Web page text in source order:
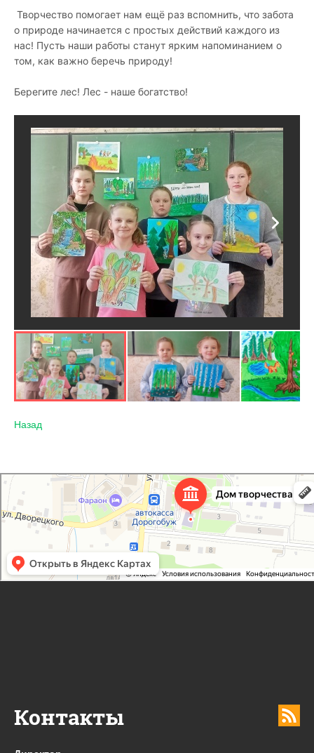
Творчество помогает нам ещё раз вспомнить, что забота
о природе начинается с простых действий каждого из
нас! Пусть наши работы станут ярким напоминанием о
том, как важно беречь природу!
Берегите лес! Лес - наше богатство!
Назад
Контакты
Дорогобужский дом детского творчества
Дом культуры в Дорогобуже
Дополнительное образование в Дорогобуже